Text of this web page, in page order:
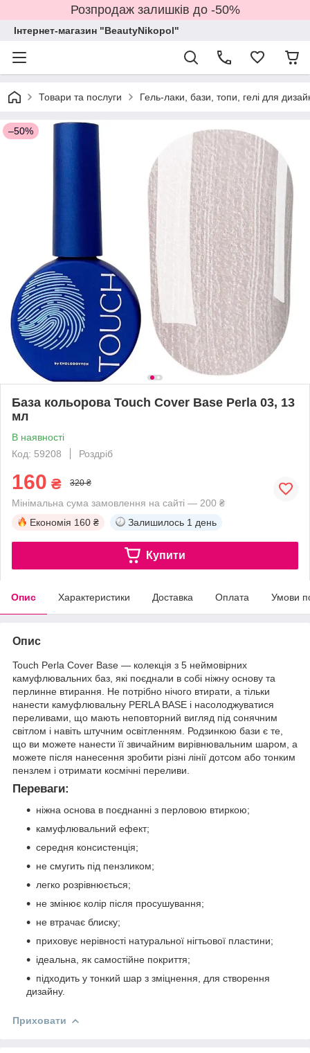
Розпродаж залишків до -50%
Інтернет-магазин "BeautyNikopol"
Товари та послуги Гель-лаки, бази, топи, гелі для
–50%
База кольорова Touch Cover Base Perla 03, 13
мл
В наявності
Код: 59208
Роздріб
160 ₴ 320 ₴
Мінімальна сума замовлення на сайті — 200 ₴
Економія 160 ₴ Залишилось 1 день
Купити
Опис Характеристики Доставка Оплата Умови
Опис
Touch Perla Cover Base — колекція з 5 неймовірних
камуфлювальних баз, які поєднали в собі ніжну основу та
перлинне втирання. Не потрібно нічого втирати, а тільки
нанести камуфлювальну PERLA BASE і насолоджуватися
переливами, що мають неповторний вигляд під сонячним
світлом і навіть штучним освітленням. Родзинкою бази є те,
що ви можете нанести її звичайним вирівнювальним шаром, а
можете після нанесення зробити різні лінії дотсом або тонким
пензлем і отримати космічні переливи.
Переваги:
ніжна основа в поєднанні з перловою втиркою;
камуфлювальний ефект;
середня консистенція;
не смугить під пензликом;
легко розрівнюється;
не змінює колір після просушування;
не втрачає блиску;
приховує нерівності натуральної нігтьової пластини;
ідеальна, як самостійне покриття;
підходить у тонкий шар з зміцнення, для створення
дизайну.
Приховати